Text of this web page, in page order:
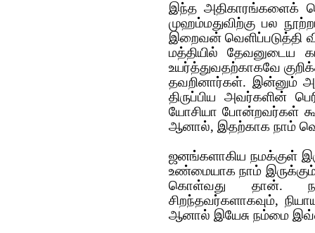
இந்த அதிகாரங்களைக்
முஹம்மதுவிற்கு பல
இறைவன் வெளிப்படுத்தி
மத்தியில் தேவனுடைய
உயர்த்துவதற்காகவே
தவறினார்கள். இன்னும்
திருப்பிய அவர்களின்
யோசியா போன்றவர்கள்
ஆனால், இதற்காக நாம்
ஜனங்களாகிய நமக்குள்
உண்மையாக நாம்
கொள்வது தான்.
சிறந்தவர்களாகவும்,
ஆனால் இயேசு நம்மை